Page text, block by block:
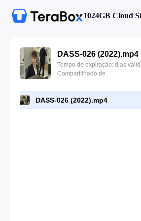
1024GB Cloud
DASS-026 (2022).mp4
Tempo de expiração: dias
Compartilhado de
DASS-026 (2022).mp4